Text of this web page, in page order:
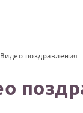
Видео поздравления